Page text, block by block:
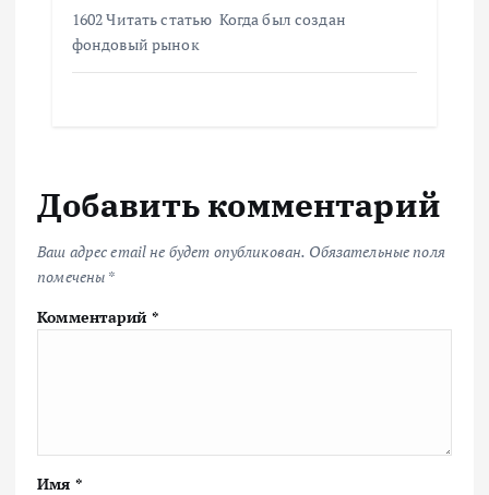
1602 Читать статью Когда был создан
фондовый рынок
Добавить комментарий
Ваш адрес email не будет опубликован. Обязательные поля
помечены *
Комментарий *
Имя *